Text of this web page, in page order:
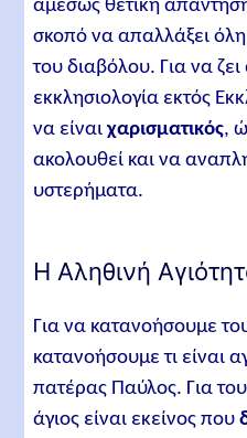
αμέσως θετική
σκοπό να απαλλάξει
του διαβόλου. Για να
εκκλησιολογία εκτός
να είναιχαρισματικός,
ακολουθεί και να
υστερήματα.
Η Αληθινή
Για να κατανοήσουμε
κατανοήσουμε τι είναι
πατέρας Παύλος. Για
άγιος είναι εκείνος που